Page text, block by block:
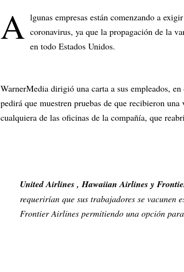
A lgunas empresas están comenzando a
coronavirus, ya que la propagación de la
en todo Estados Unidos.
WarnerMedia dirigió una carta a sus empleados,
pedirá que muestren pruebas de que recibieron
cualquiera de las oficinas de la compañía, que
United Airlines , Hawaiian Airlines y
requerirían que sus trabajadores se vacunen
Frontier Airlines permitiendo una opción para